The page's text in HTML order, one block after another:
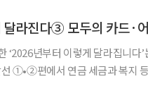
라진다③ 모두의 카드·
‘2026년부터 이렇게 달라집니다
①•②편에서 연금 세금과 복지